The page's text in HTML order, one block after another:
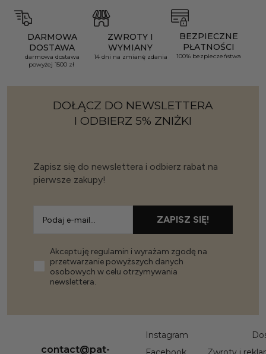
DARMOWA
DOSTAWA
darmowa dostawa
powyżej 1500 zł
ZWROTY I
WYMIANY
14 dni na zmianę zdania
BEZPIECZNE
PŁATNOŚCI
100% bezpieczeństwa
DOŁĄCZ DO NEWSLETTERA
I ODBIERZ 5% ZNIŻKI
Zapisz się do newslettera i odbierz rabat na
pierwsze zakupy!
ZAPISZ SIĘ!
Akceptuję regulamin i wyrażam zgodę na
przetwarzanie powyższych danych
osobowych w celu otrzymywania
newslettera.
contact@pat-
Instagram